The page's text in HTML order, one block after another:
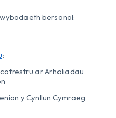
bersonol:
;
ar Arholiadau
y Cynllun Cymraeg